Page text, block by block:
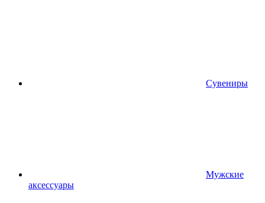
Сувениры
Мужские
аксессуары